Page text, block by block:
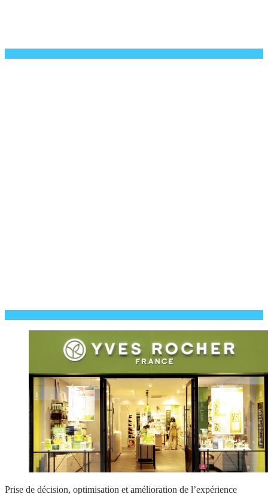
Prise de décision, optimisation et amélioration de l’expérience